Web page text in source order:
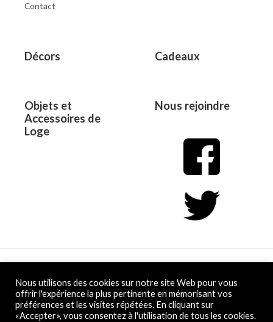
Contact
Décors Cadeaux
Objets et
Accessoires de
Loge
Nous rejoindre
Copyright © 2026 L&D
Powered by L&D
Nous utilisons des cookies sur notre site Web pour vous
offrir l'expérience la plus pertinente en mémorisant vos
préférences et les visites répétées. En cliquant sur
«Accepter», vous consentez à l'utilisation de tous les cookies.